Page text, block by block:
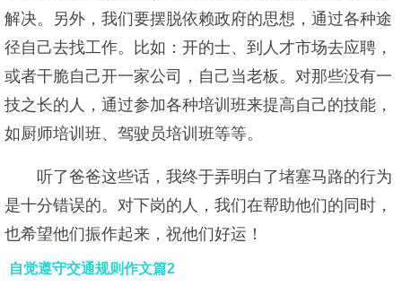
解决。另外，我们要摆脱依赖政府的思想，通过各种途
径自己去找工作。比如：开的士、到人才市场去应聘，
或者干脆自己开一家公司，自己当老板。对那些没有一
技之长的人，通过参加各种培训班来提高自己的技能，
如厨师培训班、驾驶员培训班等等。
听了爸爸这些话，我终于弄明白了堵塞马路的行为
是十分错误的。对下岗的人，我们在帮助他们的同时，
也希望他们振作起来，祝他们好运！
自觉遵守交通规则作文篇2